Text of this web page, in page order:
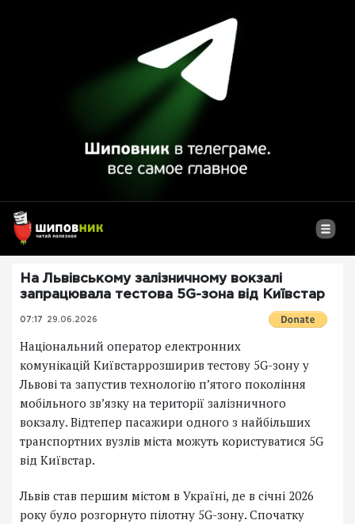
На Львівському залізничному вокзалі
запрацювала тестова 5G-зона від Київстар
07:17 29.06.2026
Національний оператор електронних
комунікацій Київстаррозширив тестову 5G-зону у
Львові та запустив технологію п’ятого покоління
мобільного зв’язку на території залізничного
вокзалу. Відтепер пасажири одного з найбільших
транспортних вузлів міста можуть користуватися 5G
від Київстар.
Львів став першим містом в Україні, де в січні 2026
року було розгорнуто пілотну 5G-зону. Спочатку